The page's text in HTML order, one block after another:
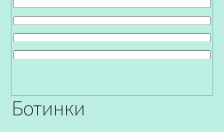
Ботинки